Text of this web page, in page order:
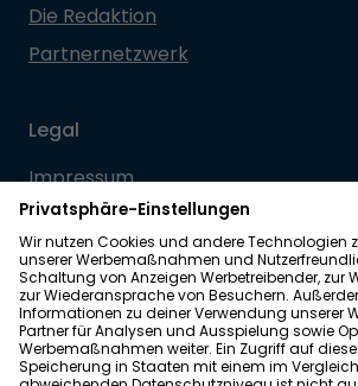
Die Redaktion
Partnernetzwerk
Legal
Impressum
Datenschutz
Allgemeine Geschäftsbedingungen
Barrierefreiheit